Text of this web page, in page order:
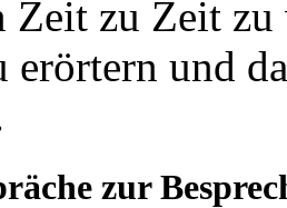
Zeit zu Zeit zu
erörtern und
zur